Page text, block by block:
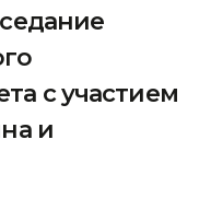
с участием
и